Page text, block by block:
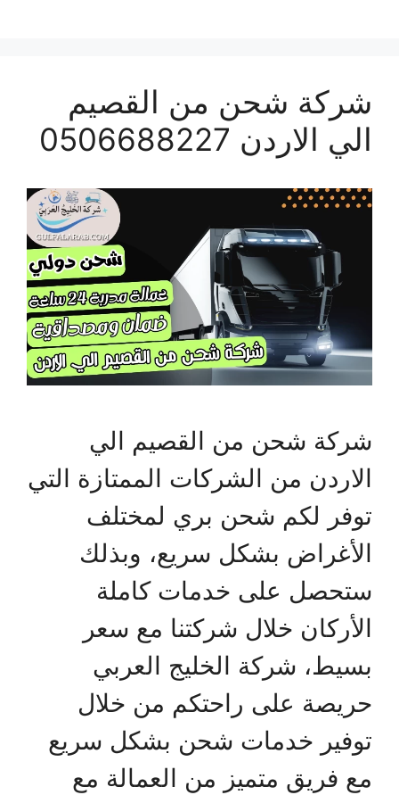
شركة شحن من القصيم
الي الاردن 0506688227
شركة شحن من القصيم الي
الاردن من الشركات الممتازة التي
توفر لكم شحن بري لمختلف
الأغراض بشكل سريع، وبذلك
ستحصل على خدمات كاملة
الأركان خلال شركتنا مع سعر
بسيط، شركة الخليج العربي
حريصة على راحتكم من خلال
توفير خدمات شحن بشكل سريع
مع فريق متميز من العمالة مع